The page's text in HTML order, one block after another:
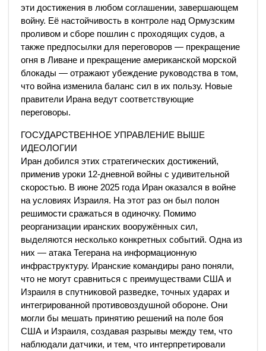
эти достижения в любом соглашении, завершающем
войну. Её настойчивость в контроле над Ормузским
проливом и сборе пошлин с проходящих судов, а
также предпосылки для переговоров — прекращение
огня в Ливане и прекращение американской морской
блокады — отражают убеждение руководства в том,
что война изменила баланс сил в их пользу. Новые
правители Ирана ведут соответствующие
переговоры.
ГОСУДАРСТВЕННОЕ УПРАВЛЕНИЕ ВЫШЕ
ИДЕОЛОГИИ
Иран добился этих стратегических достижений,
применив уроки 12-дневной войны с удивительной
скоростью. В июне 2025 года Иран оказался в войне
на условиях Израиля. На этот раз он был полон
решимости сражаться в одиночку. Помимо
реорганизации иранских вооружённых сил,
выделяются несколько конкретных событий. Одна из
них — атака Тегерана на информационную
инфраструктуру. Иранские командиры рано поняли,
что не могут сравниться с преимуществами США и
Израиля в спутниковой разведке, точных ударах и
интегрированной противовоздушной обороне. Они
могли бы мешать принятию решений на поле боя
США и Израиля, создавая разрывы между тем, что
наблюдали датчики, и тем, что интерпретировали